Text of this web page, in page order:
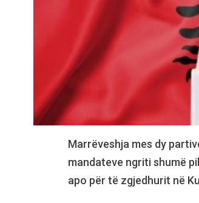
Marrëveshja mes dy
mandateve ngriti shumë
apo për të zgjedhurit në